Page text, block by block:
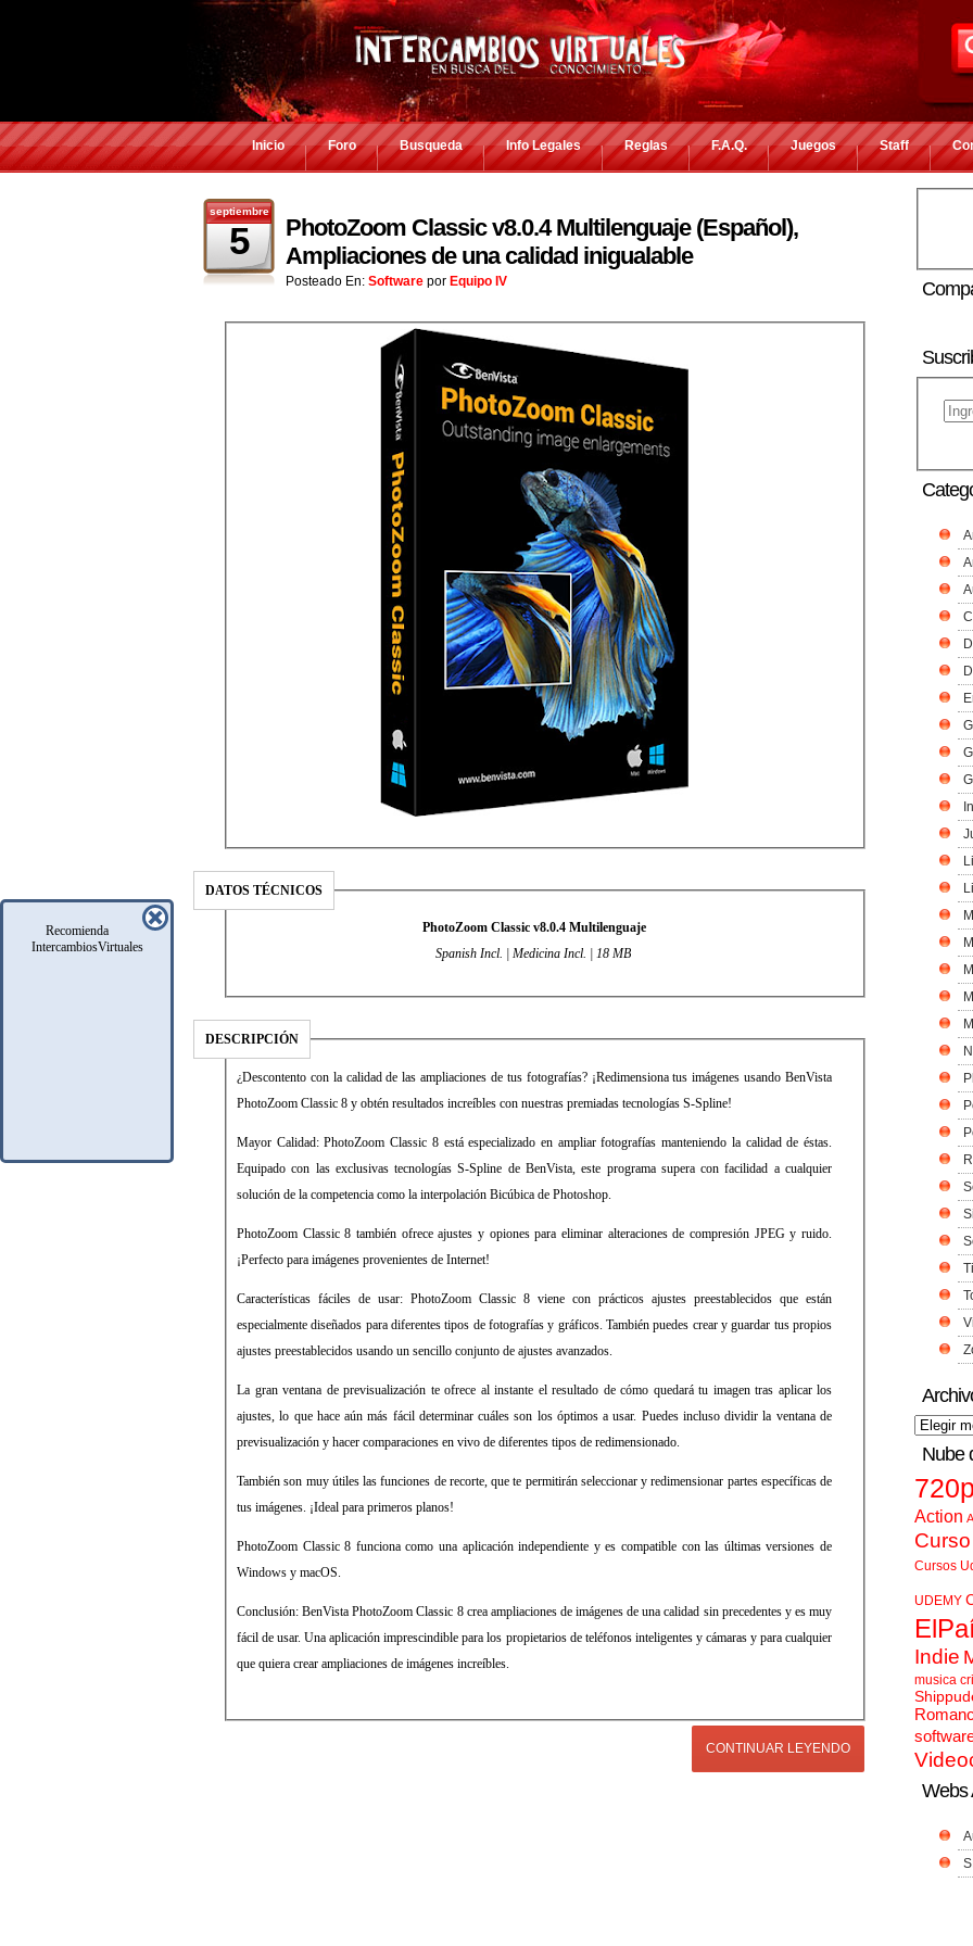
Recomienda
IntercambiosVirtuales
Inicio Foro Busqueda Info Legales Reglas F.A.Q. Juegos Staff
septiembre
5
PhotoZoom Classic v8.0.4 Multilenguaje (Español),
Ampliaciones de una calidad inigualable
Posteado En: Software por Equipo IV
DATOS TÉCNICOS
PhotoZoom Classic v8.0.4 Multilenguaje
Spanish Incl. | Medicina Incl. | 18 MB
DESCRIPCIÓN
¿Descontento con la calidad de las ampliaciones de tus fotografías? ¡Redimensiona tus imágenes usando BenVista
PhotoZoom Classic 8 y obtén resultados increíbles con nuestras premiadas tecnologías S-Spline!
Mayor Calidad: PhotoZoom Classic 8 está especializado en ampliar fotografías manteniendo la calidad de éstas.
Equipado con las exclusivas tecnologías S-Spline de BenVista, este programa supera con facilidad a cualquier
solución de la competencia como la interpolación Bicúbica de Photoshop.
PhotoZoom Classic 8 también ofrece ajustes y opiones para eliminar alteraciones de compresión JPEG y ruido.
¡Perfecto para imágenes provenientes de Internet!
Características fáciles de usar: PhotoZoom Classic 8 viene con prácticos ajustes preestablecidos que están
especialmente diseñados para diferentes tipos de fotografías y gráficos. También puedes crear y guardar tus propios
ajustes preestablecidos usando un sencillo conjunto de ajustes avanzados.
La gran ventana de previsualización te ofrece al instante el resultado de cómo quedará tu imagen tras aplicar los
ajustes, lo que hace aún más fácil determinar cuáles son los óptimos a usar. Puedes incluso dividir la ventana de
previsualización y hacer comparaciones en vivo de diferentes tipos de redimensionado.
También son muy útiles las funciones de recorte, que te permitirán seleccionar y redimensionar partes específicas de
tus imágenes. ¡Ideal para primeros planos!
PhotoZoom Classic 8 funciona como una aplicación independiente y es compatible con las últimas versiones de
Windows y macOS.
Conclusión: BenVista PhotoZoom Classic 8 crea ampliaciones de imágenes de una calidad sin precedentes y es muy
fácil de usar. Una aplicación imprescindible para los propietarios de teléfonos inteligentes y cámaras y para cualquier
que quiera crear ampliaciones de imágenes increíbles.
CONTINUAR LEYENDO
Nube
Action
Cursos
UDEMY
Indie
musica
Webs